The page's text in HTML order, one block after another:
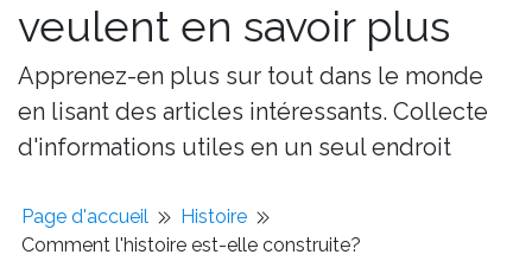
veulent en savoir plus
Apprenez-en plus sur tout dans le monde
en lisant des articles intéressants. Collecte
d'informations utiles en un seul endroit
Page d'accueil
Histoire
Comment l'histoire est-elle construite?